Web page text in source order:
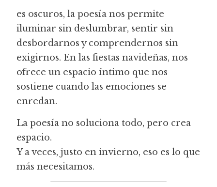
es oscuros, la poesía nos permite
iluminar sin deslumbrar, sentir sin
desbordarnos y comprendernos sin
exigirnos. En las fiestas navideñas, nos
ofrece un espacio íntimo que nos
sostiene cuando las emociones se
enredan.
La poesía no soluciona todo, pero crea
espacio.
Y a veces, justo en invierno, eso es lo que
más necesitamos.